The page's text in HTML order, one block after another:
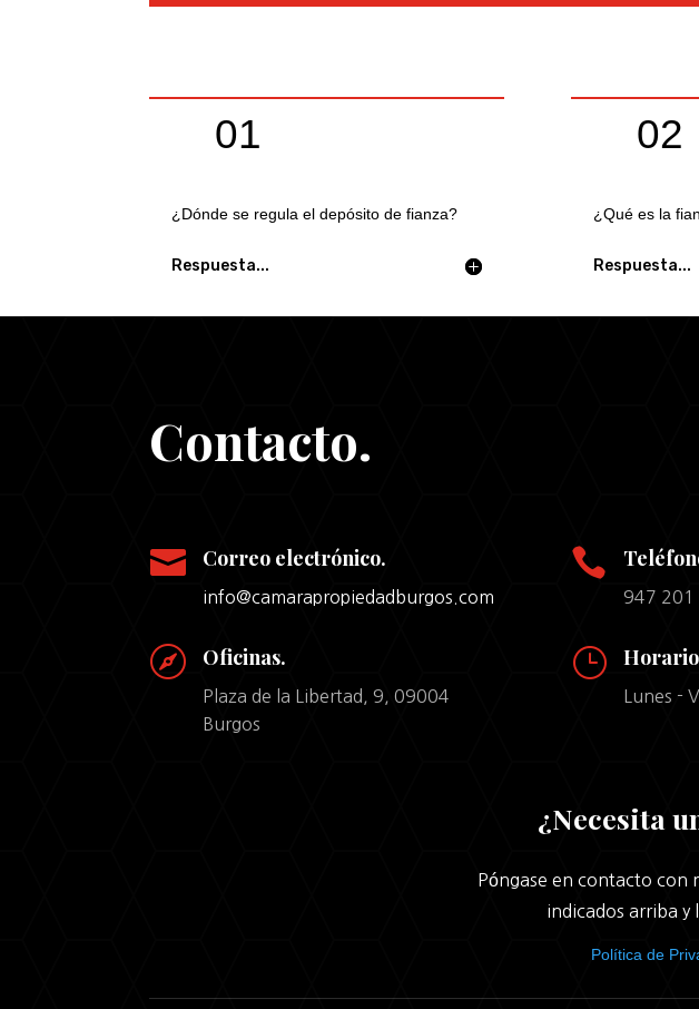
s.
01
¿Dónde se regula el depósito de fianza?
Respuesta...
02
¿Qué es la
Respuesta...
Contacto.
 Correo electrónico.
info@camarapropiedadburgos.com
 Oficinas.
Plaza de la Libertad, 9, 09004
Burgos

947 201
}
Lunes -
¿Necesita
Póngase en contacto con
indicados arriba y
Política de